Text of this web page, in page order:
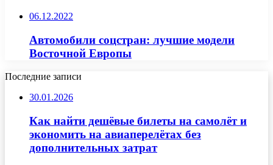
06.12.2022
Автомобили соцстран: лучшие модели
Восточной Европы
Последние записи
30.01.2026
Как найти дешёвые билеты на самолёт и
экономить на авиаперелётах без
дополнительных затрат